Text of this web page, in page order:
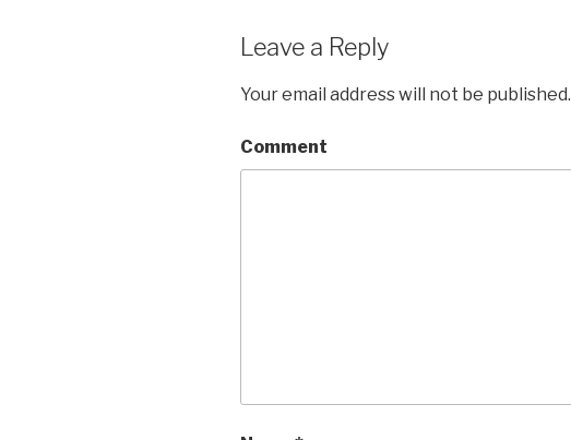
Leave a Reply
Your email address will not be published.
Comment